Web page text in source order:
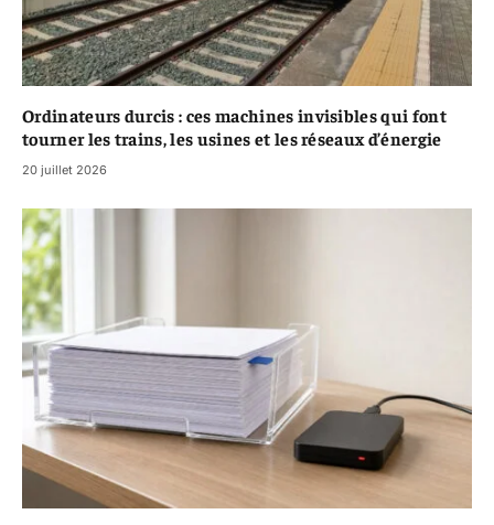
Ordinateurs durcis : ces machines invisibles qui font
tourner les trains, les usines et les réseaux d’énergie
20 juillet 2026